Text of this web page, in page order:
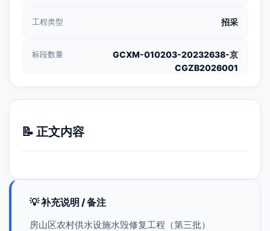
工程类型 招采
标段数量
GCXM-010203-20232638-京
CGZB2026001
📝 正文内容
💡 补充说明 / 备注
房山区农村供水设施水毁修复工程（第三批）